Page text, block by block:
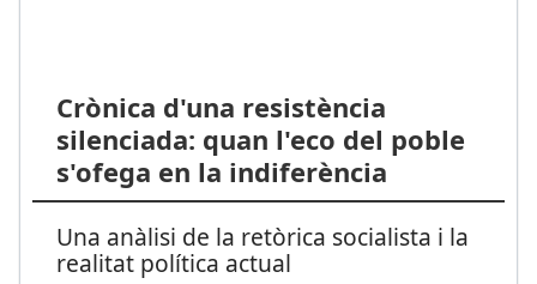
Crònica d'una resistència
silenciada: quan l'eco del poble
s'ofega en la indiferència
Una anàlisi de la retòrica socialista i la
realitat política actual